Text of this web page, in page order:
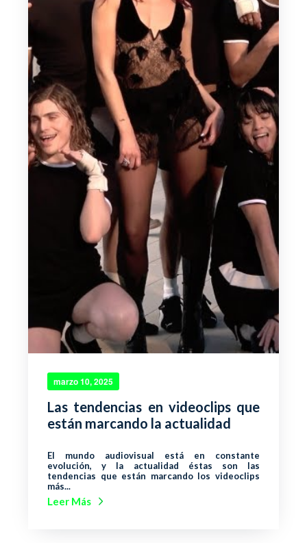
marzo 10, 2025
Las tendencias en videoclips que
están marcando la actualidad
El mundo audiovisual está en constante
evolución, y la actualidad éstas son las
tendencias que están marcando los videoclips
más...
Leer Más